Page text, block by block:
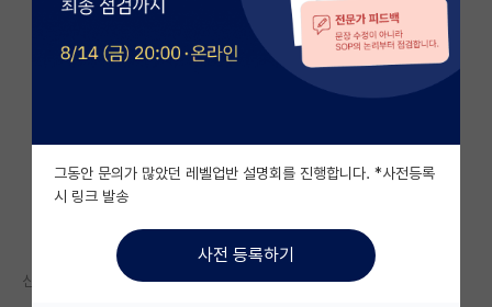
전체글보기
베스트 게시판
자유 게시판(아무개랩)
미국 유학 게시판
미국 대학원 합격 후기 게시판
대학원생 모집 게시판
신생랩 2기생으로 들어와서 이제 석사 1년차 정도 되어갑니다.
그동안 문의가 많았던 레벨업반 설명회를 진행합니다. *사전등록
시 링크 발송
사전 등록하기